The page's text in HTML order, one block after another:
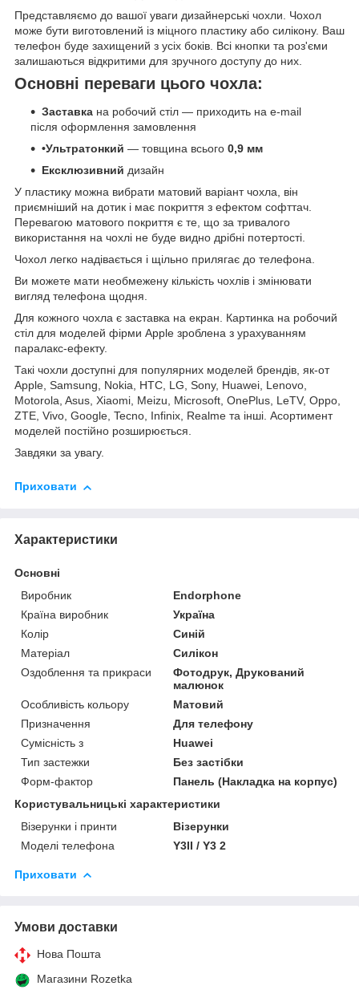
Представляємо до вашої уваги дизайнерські чохли. Чохол
може бути виготовлений із міцного пластику або силікону. Ваш
телефон буде захищений з усіх боків. Всі кнопки та роз'єми
залишаються відкритими для зручного доступу до них.
Основні переваги цього чохла:
Заставка на робочий стіл — приходить на e-mail
після оформлення замовлення
•Ультратонкий — товщина всього 0,9 мм
Ексклюзивний дизайн
У пластику можна вибрати матовий варіант чохла, він
приємніший на дотик і має покриття з ефектом софттач.
Перевагою матового покриття є те, що за тривалого
використання на чохлі не буде видно дрібні потертості.
Чохол легко надівається і щільно прилягає до телефона.
Ви можете мати необмежену кількість чохлів і змінювати
вигляд телефона щодня.
Для кожного чохла є заставка на екран. Картинка на робочий
стіл для моделей фірми Apple зроблена з урахуванням
паралакс-ефекту.
Такі чохли доступні для популярних моделей брендів, як-от
Apple, Samsung, Nokia, HTC, LG, Sony, Huawei, Lenovo,
Motorola, Asus, Xiaomi, Meizu, Microsoft, OnePlus, LeTV, Oppo,
ZTE, Vivo, Google, Tecno, Infinix, Realme та інші. Асортимент
моделей постійно розширюється.
Завдяки за увагу.
Приховати
Характеристики
Основні
Виробник
Endorphone
Країна виробник
Україна
Колір
Синій
Матеріал
Силікон
Оздоблення та прикраси
Фотодрук, Друкований
малюнок
Особливість кольору
Матовий
Призначення
Для телефону
Сумісність з
Huawei
Тип застежки
Без застібки
Форм-фактор
Панель (Накладка на корпус)
Користувальницькі характеристики
Візерунки і принти
Візерунки
Моделі телефона
Y3II / Y3 2
Приховати
Умови доставки
Нова Пошта
Магазини Rozetka